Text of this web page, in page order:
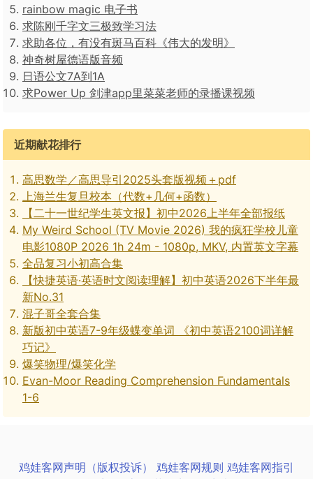
rainbow magic 电子书
求陈刚千字文三极致学习法
求助各位，有没有斑马百科《伟大的发明》
神奇树屋德语版音频
日语公文7A到1A
求Power Up 剑津app里菜菜老师的录播课视频
近期献花排行
高思数学／高思导引2025头套版视频＋pdf
上海兰生复旦校本（代数+几何+函数）
【二十一世纪学生英文报】初中2026上半年全部报纸
My Weird School (TV Movie 2026) 我的疯狂学校儿童
电影1080P 2026 1h 24m - 1080p, MKV, 内置英文字幕
全品复习小初高合集
【快捷英语·英语时文阅读理解】初中英语2026下半年最
新No.31
混子哥全套合集
新版初中英语7-9年级蝶变单词 《初中英语2100词详解
巧记》
爆笑物理/爆笑化学
Evan-Moor Reading Comprehension Fundamentals
1-6
鸡娃客网声明（版权投诉） 鸡娃客网规则 鸡娃客网指引